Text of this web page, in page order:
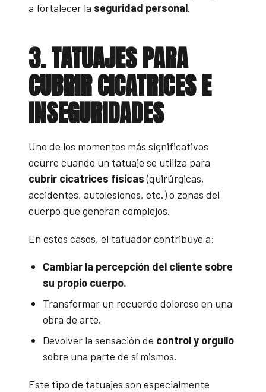
a fortalecer la seguridad personal.
3. TATUAJES PARA
CUBRIR CICATRICES E
INSEGURIDADES
Uno de los momentos más significativos
ocurre cuando un tatuaje se utiliza para
cubrir cicatrices físicas(quirúrgicas,
accidentes, autolesiones, etc.) o zonas del
cuerpo que generan complejos.
En estos casos, el tatuador contribuye a:
Cambiar la percepción del cliente sobre
su propio cuerpo.
Transformar un recuerdo doloroso en una
obra de arte.
Devolver la sensación de control y orgullo
sobre una parte de sí mismos.
Este tipo de tatuajes son especialmente